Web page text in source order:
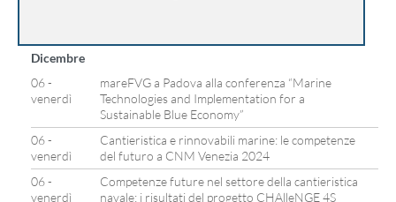
Dicembre
06 -
venerdì
mareFVG a Padova alla conferenza “Marine
Technologies and Implementation for a
Sustainable Blue Economy”
06 -
venerdì
Cantieristica e rinnovabili marine: le competenze
del futuro a CNM Venezia 2024
06 -
venerdì
Competenze future nel settore della cantieristica
navale: i risultati del progetto CHAlleNGE 4S